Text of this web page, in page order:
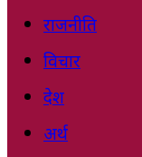
राजनीति
विचार
देश
अर्थ